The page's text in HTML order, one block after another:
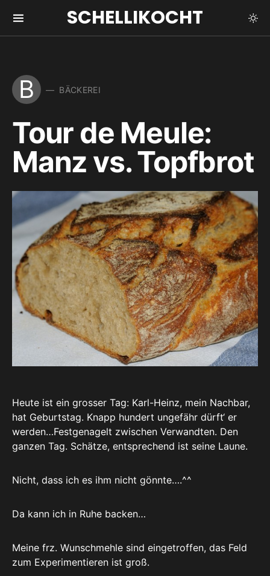
SCHELLIKOCHT
B BÄCKEREI
Tour de Meule:
Manz vs. Topfbrot
Heute ist ein grosser Tag: Karl-Heinz, mein Nachbar,
hat Geburtstag. Knapp hundert ungefähr dürft‘ er
werden…Festgenagelt zwischen Verwandten. Den
ganzen Tag. Schätze, entsprechend ist seine Laune.
Nicht, dass ich es ihm nicht gönnte….^^
Da kann ich in Ruhe backen…
Meine frz. Wunschmehle sind eingetroffen, das Feld
zum Experimentieren ist groß.